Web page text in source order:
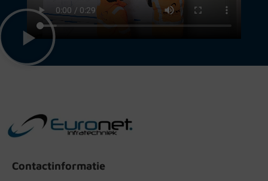
Contactinformatie